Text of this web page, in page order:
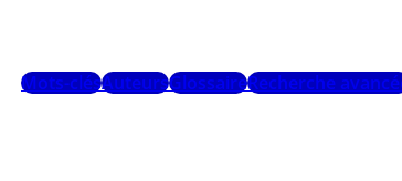
Mots-clésAuteursGlossaireRecherche